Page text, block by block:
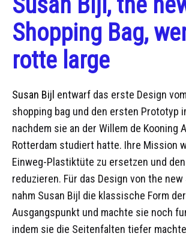
Shopping Bag,
rotte large
Susan Bijl entwarf das erste Design
shopping bag und den ersten Prototyp
nachdem sie an der Willem de Kooning
Rotterdam studiert hatte. Ihre Mission
Einweg-Plastiktüte zu ersetzen und
reduzieren. Für das Design von the new
nahm Susan Bijl die klassische Form
Ausgangspunkt und machte sie noch
indem sie die Seitenfalten tiefer